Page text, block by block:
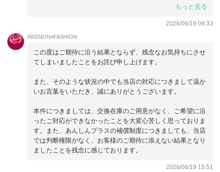
ですが返品した際に一部ビニール片が欠けているという理由
出品者様には最後まで誠実に対応していただきましたが、結
果的に傷物の商品を買うことになってしまいとても残念でし
もっと見る
2026/06/19 09:33
PASSION4FASHION
この度はご期待に沿う結果とならず、残念なお気持ちにさせ
てしまいましたことをお詫び申し上げます。
また、そのような状況の中でも当店の対応につきまして温か
いお言葉をいただき、誠にありがとうございます。
本件につきましては、交換在庫のご用意がなく、ご希望に沿
ったご対応ができなかったことを大変心苦しく思っておりま
す。また、あんしんプラスの補償制度につきましても、当店
では判断権限がなく、お客様のご期待に添えない結果となり
ましたことを残念に感じております。
2026/06/19 15:51